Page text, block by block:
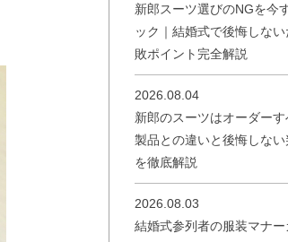
新郎スーツ選びのNGを今
ック｜結婚式で後悔しな
敗ポイント完全解説
2026.08.04
新郎のスーツはオーダー
製品との違いと後悔しな
を徹底解説
2026.08.03
結婚式参列者の服装マナー